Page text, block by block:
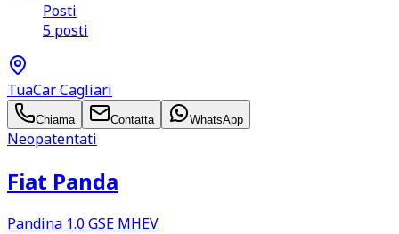
Posti
5 posti
TuaCar Cagliari
Chiama Contatta WhatsApp
Neopatentati
Fiat Panda
Pandina 1.0 GSE MHEV